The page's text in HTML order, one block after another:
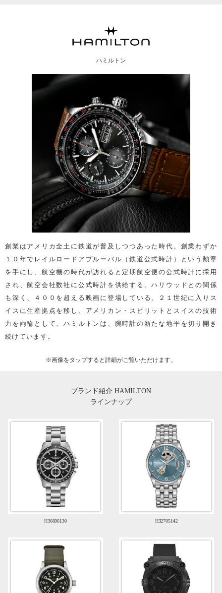
ハミルトン
創業はアメリカ全土に鉄道が普及しつつあった時代。創業わずか
１０年でレイルロードアプルーバル（鉄道公式時計）という勲章
を手にし、航空機の時代が訪れると定期航空便の公式時計に採用
され、航空会社数社に公式時計を供給する。ハリウッドとの関係
も深く、４００を超える映画に登場している。２１世紀に入りス
イスに生産拠点を移し、アメリカン・スピリットとスイスの技術
力を両輪として、ハミルトンは、腕時計の新たな地平を切り開き
続けています。
※画像をタップすると詳細がご覧いただけます。
ブランド紹介 HAMILTON
ラインナップ
H36606130 H32705142